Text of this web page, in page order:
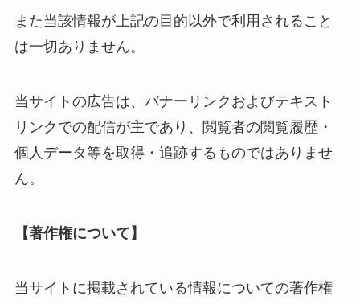
また当該情報が上記の目的以外で利用されること
は一切ありません。
当サイトの広告は、バナーリンクおよびテキスト
リンクでの配信が主であり、閲覧者の閲覧履歴・
個人データ等を取得・追跡するものではありませ
ん。
【著作権について】
当サイトに掲載されている情報についての著作権